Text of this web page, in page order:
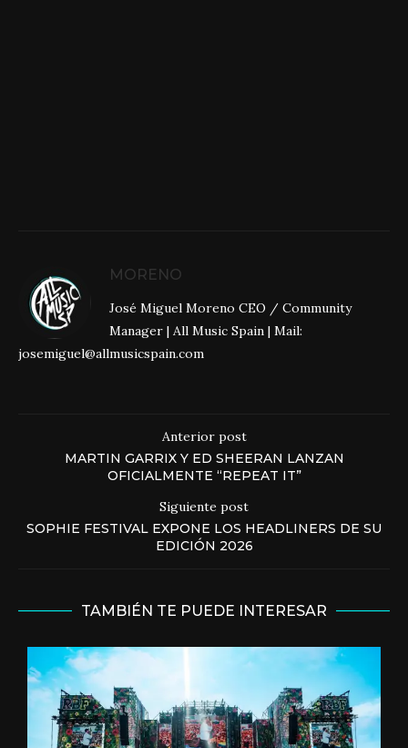
MORENO
José Miguel Moreno CEO / Community
Manager | All Music Spain | Mail:
josemiguel@allmusicspain.com
Anterior post
MARTIN GARRIX Y ED SHEERAN LANZAN
OFICIALMENTE “REPEAT IT”
Siguiente post
SOPHIE FESTIVAL EXPONE LOS HEADLINERS DE SU
EDICIÓN 2026
TAMBIÉN TE PUEDE INTERESAR